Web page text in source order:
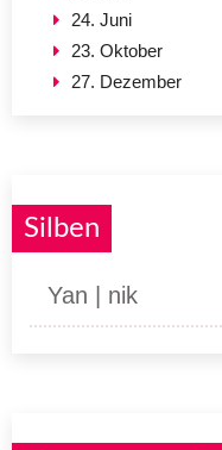
24. Juni
23. Oktober
27. Dezember
Silben
Yan | nik